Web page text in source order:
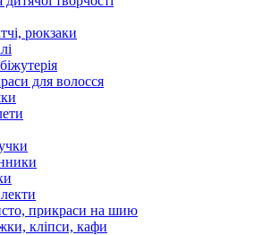
рюкзаки
для волосся
прикраси на шию
кліпси, кафи